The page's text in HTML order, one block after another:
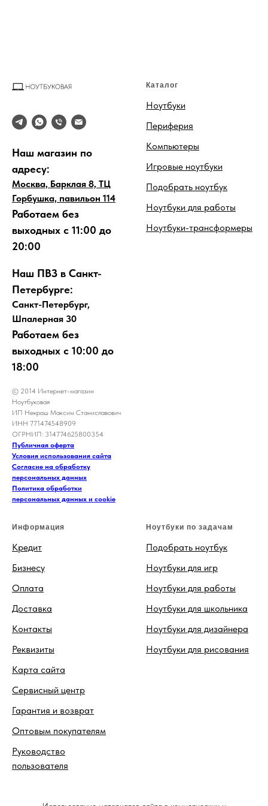
Наш магазин по
адресу:
Москва, Барклая 8, ТЦ
Горбушка, павильон 114
Работаем без
выходных с 11:00 до
20:00
Наш ПВЗ в Санкт-
Петербурге:
Санкт-Петербург,
Шпалерная 30
Работаем без
выходных с 10:00 до
18:00
© 2014 Интернет-магазин
Ноутбуковая
ИП Некраш Максим Станиславович
ИНН 771474548909
ОГРНИП: 314774625800354
Публичная оферта
Условия использования сайта
Согласие на обработку
персональных данных
Политика обработки
персональных данных и cookie
Каталог
Ноутбуки
Периферия
Компьютеры
Игровые ноутбуки
Подобрать ноутбук
Ноутбуки для работы
Ноутбуки-трансформеры
Информация
Кредит
Бизнесу
Оплата
Доставка
Контакты
Реквизиты
Карта сайта
Сервисный центр
Гарантия и возврат
Оптовым покупателям
Руководство
пользователя
Ноутбуки по задачам
Подобрать ноутбук
Ноутбуки для игр
Ноутбуки для работы
Ноутбуки для школьника
Ноутбуки для дизайнера
Ноутбуки для рисования